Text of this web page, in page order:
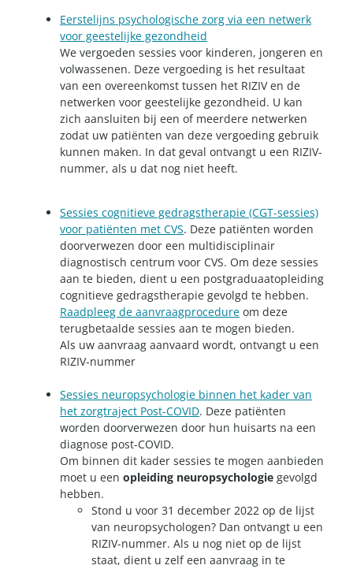
Eerstelijns psychologische zorg via een netwerk
voor geestelijke gezondheid
We vergoeden sessies voor kinderen, jongeren en
volwassenen. Deze vergoeding is het resultaat
van een overeenkomst tussen het RIZIV en de
netwerken voor geestelijke gezondheid. U kan
zich aansluiten bij een of meerdere netwerken
zodat uw patiënten van deze vergoeding gebruik
kunnen maken. In dat geval ontvangt u een RIZIV-
nummer, als u dat nog niet heeft.
Sessies cognitieve gedragstherapie (CGT-sessies)
voor patiënten met CVS. Deze patiënten worden
doorverwezen door een multidisciplinair
diagnostisch centrum voor CVS. Om deze sessies
aan te bieden, dient u een postgraduaatopleiding
cognitieve gedragstherapie gevolgd te hebben.
Raadpleeg de aanvraagprocedure om deze
terugbetaalde sessies aan te mogen bieden.
Als uw aanvraag aanvaard wordt, ontvangt u een
RIZIV-nummer
Sessies neuropsychologie binnen het kader van
het zorgtraject Post-COVID. Deze patiënten
worden doorverwezen door hun huisarts na een
diagnose post-COVID.
Om binnen dit kader sessies te mogen aanbieden
moet u een opleiding neuropsychologie gevolgd
hebben.
Stond u voor 31 december 2022 op de lijst
van neuropsychologen? Dan ontvangt u een
RIZIV-nummer. Als u nog niet op de lijst
staat, dient u zelf een aanvraag in te